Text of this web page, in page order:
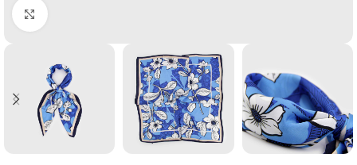
Clic para ampliar